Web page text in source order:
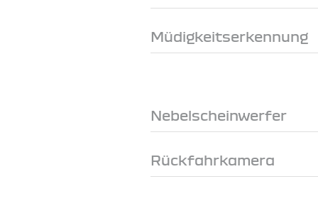
Müdigkeitserkennung
Nebelscheinwerfer
Rückfahrkamera